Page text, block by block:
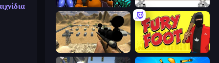
FNaF Shooter Gunblood
Ghost Sniper Fury Foot